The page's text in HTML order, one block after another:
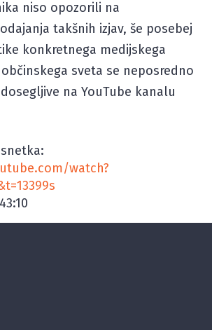
niso opozorili na
takšnih izjav, še posebej
konkretnega medijskega
sveta se neposredno
na YouTube kanalu
watch?